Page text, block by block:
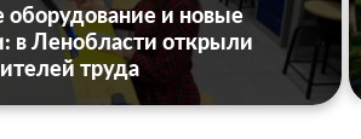
оборудование и новые
в Ленобласти открыли
труда